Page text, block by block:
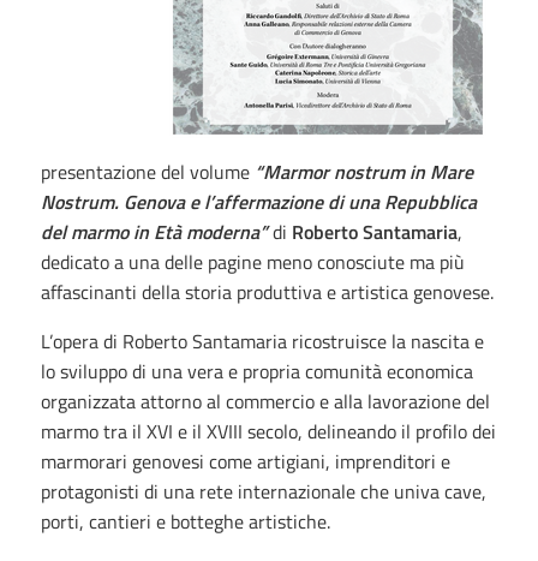
presentazione del volume “Marmor nostrum in Mare
Nostrum. Genova e l’affermazione di una Repubblica
del marmo in Età moderna”di Roberto Santamaria,
dedicato a una delle pagine meno conosciute ma più
affascinanti della storia produttiva e artistica genovese.
L’opera di Roberto Santamaria ricostruisce la nascita e
lo sviluppo di una vera e propria comunità economica
organizzata attorno al commercio e alla lavorazione del
marmo tra il XVI e il XVIII secolo, delineando il profilo dei
marmorari genovesi come artigiani, imprenditori e
protagonisti di una rete internazionale che univa cave,
porti, cantieri e botteghe artistiche.